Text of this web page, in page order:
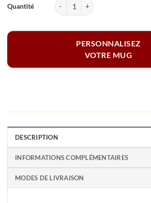
quantité de Pack Mamie mug rose - La plus
PERSONNALISEZ
VOTRE MUG
DESCRIPTION
INFORMATIONS COMPLÉMENTAIRES
MODES DE LIVRAISON